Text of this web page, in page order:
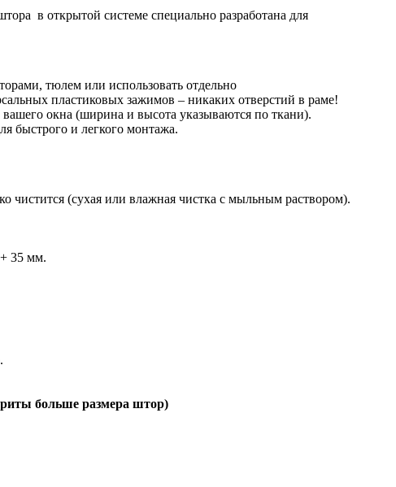
в открытой системе специально разработана для
тюлем или использовать отдельно
пластиковых зажимов – никаких отверстий в раме!
окна (ширина и высота указываются по ткани).
быстрого и легкого монтажа.
чистится (сухая или влажная чистка с мыльным раствором).
35 мм.
больше размера штор)